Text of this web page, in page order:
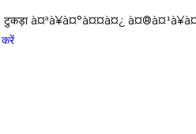
à¤ªà¥à¤°à¤¤à¤¿